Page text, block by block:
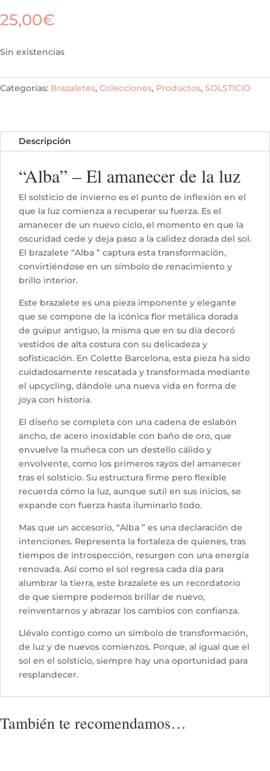
25,00€
Sin existencias
Categorías: Brazaletes, Colecciones, Productos, SOLSTICIO
Descripción
“Alba” – El amanecer de la luz
El solsticio de invierno es el punto de inflexión en el
que la luz comienza a recuperar su fuerza. Es el
amanecer de un nuevo ciclo, el momento en que la
oscuridad cede y deja paso a la calidez dorada del sol.
El brazalete “Alba ” captura esta transformación,
convirtiéndose en un símbolo de renacimiento y
brillo interior.
Este brazalete es una pieza imponente y elegante
que se compone de la icónica flor metálica dorada
de guipur antiguo, la misma que en su día decoró
vestidos de alta costura con su delicadeza y
sofisticación. En Colette Barcelona, esta pieza ha sido
cuidadosamente rescatada y transformada mediante
el upcycling, dándole una nueva vida en forma de
joya con historia.
El diseño se completa con una cadena de eslabón
ancho, de acero inoxidable con baño de oro, que
envuelve la muñeca con un destello cálido y
envolvente, como los primeros rayos del amanecer
tras el solsticio. Su estructura firme pero flexible
recuerda cómo la luz, aunque sutil en sus inicios, se
expande con fuerza hasta iluminarlo todo.
Mas que un accesorio, “Alba ” es una declaración de
intenciones. Representa la fortaleza de quienes, tras
tiempos de introspección, resurgen con una energía
renovada. Así como el sol regresa cada día para
alumbrar la tierra, este brazalete es un recordatorio
de que siempre podemos brillar de nuevo,
reinventarnos y abrazar los cambios con confianza.
Llévalo contigo como un símbolo de transformación,
de luz y de nuevos comienzos. Porque, al igual que el
sol en el solsticio, siempre hay una oportunidad para
resplandecer.
También te recomendamos…